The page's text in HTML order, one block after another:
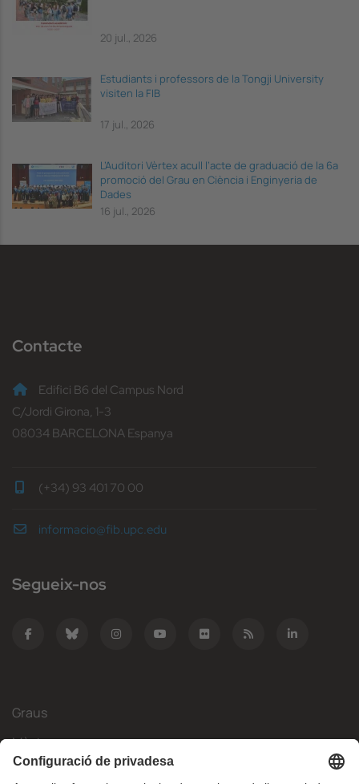
20 jul., 2026
Estudiants i professors de la Tongji University
visiten la FIB
17 jul., 2026
L’Auditori Vèrtex acull l’acte de graduació de la 6a
promoció del Grau en Ciència i Enginyeria de
Dades
16 jul., 2026
Contacte
Edifici B6 del Campus Nord
C/Jordi Girona, 1-3
08034 BARCELONA Espanya
(+34) 93 401 70 00
informacio@fib.upc.edu
Segueix-nos
Graus
Màsters
Mobilitat Internacional